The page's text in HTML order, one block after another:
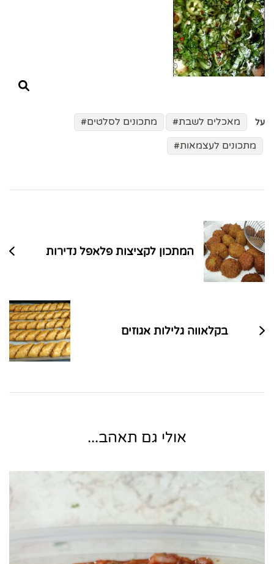
על מאכלים לשבת
מתכונים לסלטים
מתכונים לעצמאות
בפוסטים
המתכון לקציצות פלאפל נדירות
בקלאווה גלילות אגוזים
אולי גם תאהב...